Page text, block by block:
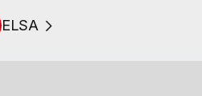
ELSA